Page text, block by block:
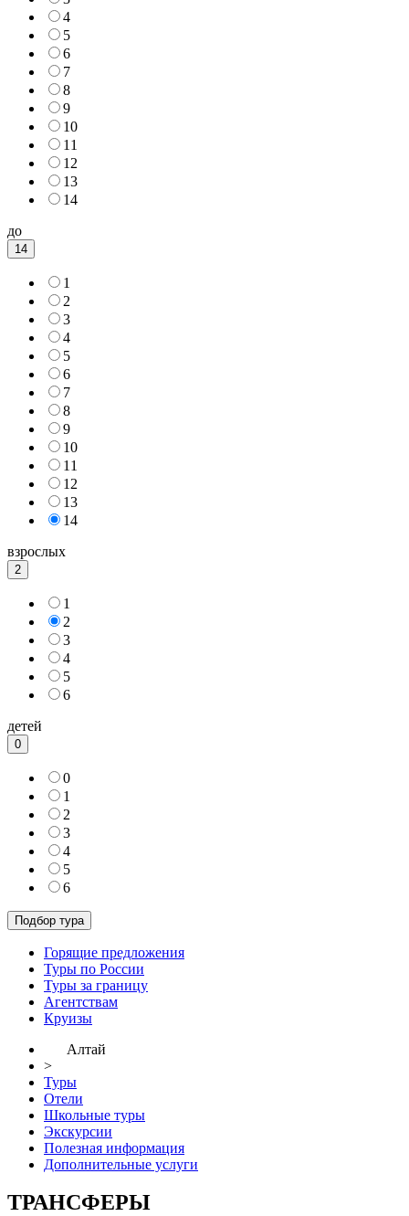
4
5
6
7
8
9
10
11
12
13
14
до
14
1
2
3
4
5
6
7
8
9
10
11
12
13
14
взрослых
2
1
2
3
4
5
6
детей
0
0
1
2
3
4
5
6
Горящие предложения
Туры по России
Туры за границу
Агентствам
Круизы
Алтай
>
Туры
Отели
Школьные туры
Экскурсии
Полезная информация
Дополнительные услуги
ТРАНСФЕРЫ